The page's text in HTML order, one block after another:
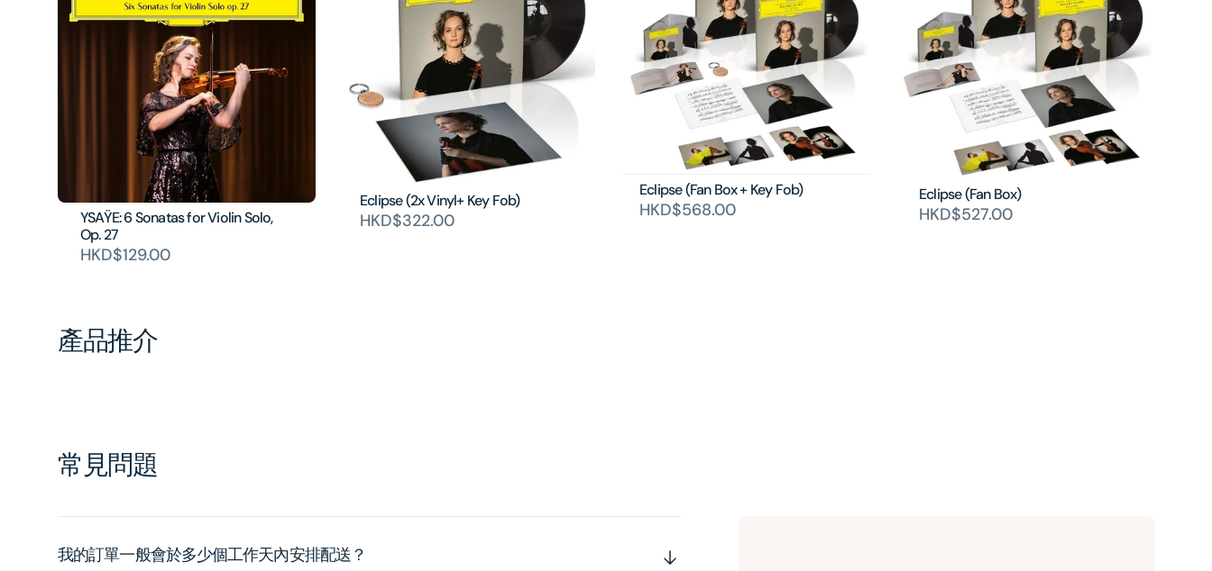
YSAŸE: 6 Sonatas for Violin Solo,
Op. 27
HKD$129.00
Eclipse (2x Vinyl+ Key Fob)
HKD$322.00
Eclipse (Fan Box + Key Fob)
HKD$568.00
Eclipse (Fan Box)
HKD$527.00
產品推介
常見問題
我的訂單一般會於多少個工作天內安排配送？